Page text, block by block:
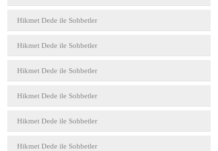
Hikmet Dede ile Sohbetler
Hikmet Dede ile Sohbetler
Hikmet Dede ile Sohbetler
Hikmet Dede ile Sohbetler
Hikmet Dede ile Sohbetler
Hikmet Dede ile Sohbetler